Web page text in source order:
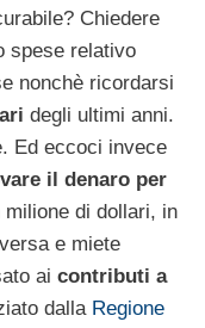
Chiedere
spese relativo
nonchè ricordarsi
degli ultimi anni.
Ed eccoci invece
il denaro per
milione di dollari, in
e miete
ai contributi a
dalla Regione